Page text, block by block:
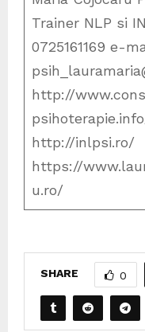
Trainer NLP si
0725161169 e-
http://
http://inlpsi.ro/
https://
u.ro/
SHARE 0